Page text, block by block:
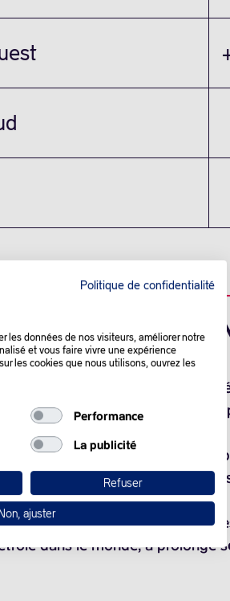
PASSE-T-IL
ont progressé lundi,
le maintien des coupes de
second producteur mondial de
deux pays avec les
semaine passée, l’Organisation
dans le monde, a prolongé
Politique de confidentialité
les données de nos visiteurs, améliorer notre
et vous faire vivre une expérience
les cookies que nous utilisons, ouvrez les
Performance
La publicité
Refuser
ajuster